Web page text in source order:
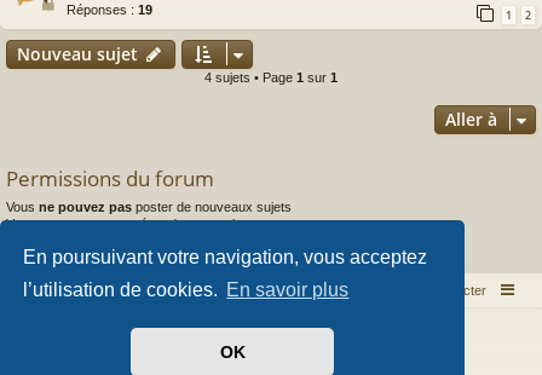
En poursuivant votre navigation, vous acceptez
l’utilisation de cookies. En savoir plus
OK
Réponses : 19 1 2
Nouveau sujet
4 sujets • Page 1 sur 1
Aller à
Permissions du forum
Vous ne pouvez pas poster de nouveaux sujets
Vousne pouvez pasrépondre aux sujets
Vous ne pouvez passupprimer vos messages
Index du forum Nous contacter
Développé parphpBB® Forum Software © phpBB Limited
Arty- phpBB 3.3 par MrGaby